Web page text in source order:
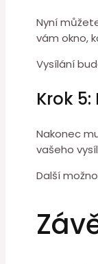
Nyní
vám okno,
Vysílání
Krok
Nakonec
vašeho
Další